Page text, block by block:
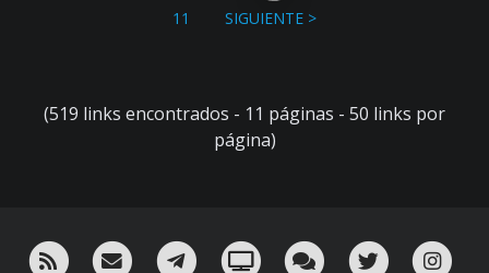
11
SIGUIENTE >
(519 links encontrados - 11 páginas - 50 links por
página)
RSS ¡Mándame un email!¡Nuestro canal en Telegram!
Oink! TV Charla con nosotros
Twitter